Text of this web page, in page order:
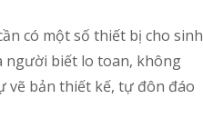
có một số thiết bị cho sinh
người biết lo toan, không
vẽ bản thiết kế, tự đôn đáo